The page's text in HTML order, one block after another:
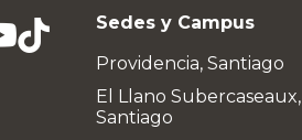
Sedes y Campus
Providencia, Santiago
El Llano Subercaseaux,
Santiago